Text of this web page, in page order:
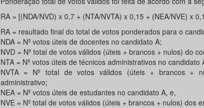
RA = [(NDA/NVD) x 0,7 + (NTA/NVTA) x 0,15 + (NEA/NVE) x
RA = resultado final do total de votos ponderados para o
NDA = Nº votos úteis de docentes no candidato A;
NVD = Nº total de votos válidos (úteis + brancos + nulos) do
NTA = Nº votos úteis de técnicos administrativos no candidato
NVTA = Nº total de votos válidos (úteis + brancos +
administrativo;
NEA = Nº votos úteis de estudantes no candidato A, e,
NVE = Nº total de votos válidos (úteis + brancos + nulos) dos